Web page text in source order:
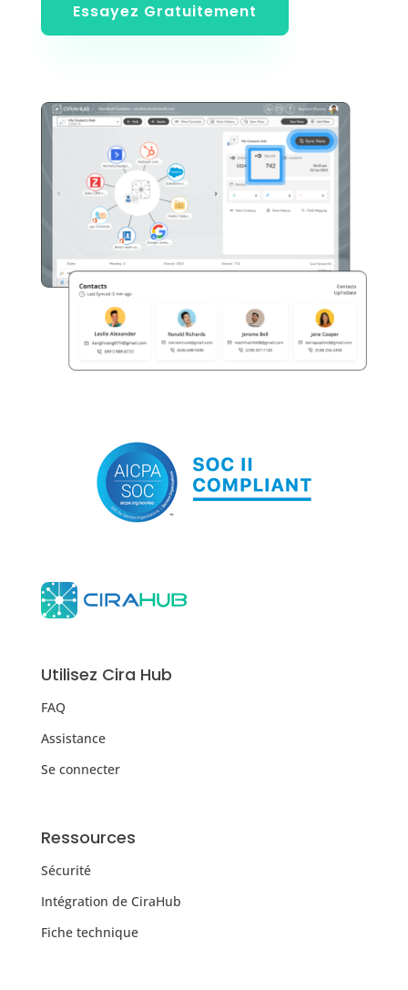
Essayez Gratuitement
Utilisez Cira Hub
FAQ
Assistance
Se connecter
Ressources
Sécurité
Intégration de CiraHub
Fiche technique